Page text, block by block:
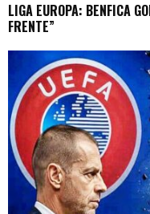
LIGA EUROPA: BENFICA
FRENTE”